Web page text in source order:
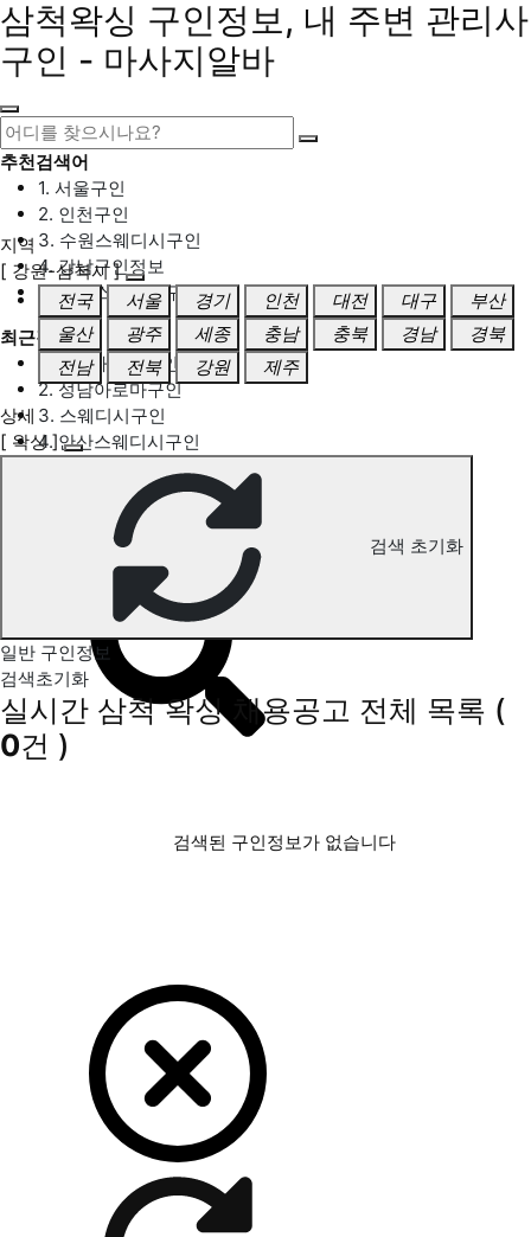
삼척왁싱 구인정보, 내 주변 관리사
구인 - 마사지알바
추천검색어
1. 서울구인
2. 인천구인
3. 수원스웨디시구인
4. 강남구인정보
5. 동탄스웨디시구인
최근검색어
1. 일산마사지구인
2. 성남아로마구인
3. 스웨디시구인
4. 안산스웨디시구인
삼척 왁싱 구인정보
지역
[ 강원-삼척시 ]
전국
서울 경기 인천 대전 대구
부산
울산
광주 세종 충남 충북 경남
경북
전남
전북 강원 제주
상세
[ 왁싱 ]
검색 초기화
일반 구인정보
검색초기화
실시간 삼척 왁싱 채용공고 전체 목록 (
0건 )
검색된 구인정보가 없습니다